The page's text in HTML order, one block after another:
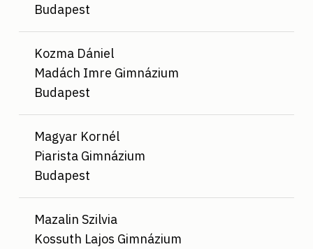
Budapest
Kozma Dániel
Madách Imre Gimnázium
Budapest
Magyar Kornél
Piarista Gimnázium
Budapest
Mazalin Szilvia
Kossuth Lajos Gimnázium